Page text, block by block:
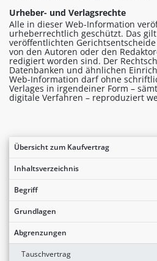
Übersicht zum Kaufvertrag
Inhaltsverzeichnis
Begriff
Grundlagen
Abgrenzungen
Tauschvertrag
Urheber- und Verlagsrechte
Alle in dieser Web-Information
urheberrechtlich geschützt. Das
veröffentlichten
von den Autoren oder den
redigiert worden sind. Der
Datenbanken und ähnlichen
Web-Information darf ohne
Verlages in irgendeiner Form –
digitale Verfahren – reproduziert